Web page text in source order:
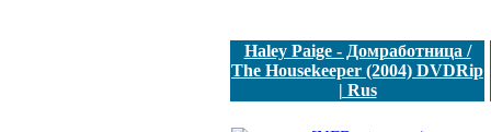
Haley Paige - Домработница /
The Housekeeper (2004) DVDRip
| Rus